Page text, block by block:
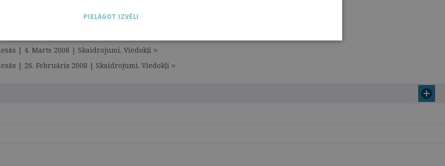
jomā | 9. Novembris 2010 | Skaidrojumi. Viedokļi
tiesību sistēmām | 30. Marts 2010 | Skaidrojumi. Viedokļi
| 4. Marts 2008 | Skaidrojumi. Viedokļi
| 26. Februāris 2008 | Skaidrojumi. Viedokļi
PIELĀGOT IZVĒLI